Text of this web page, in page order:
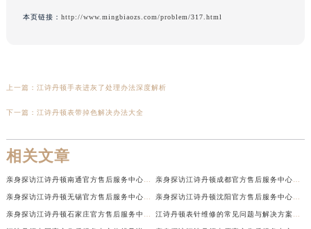
本页链接： http://www.mingbiaozs.com/problem/317.html
上一篇： 江诗丹顿手表进灰了处理办法深度解析
下一篇： 江诗丹顿表带掉色解决办法大全
相关文章
亲身探访江诗丹顿南通官方售后服务中心｜网点地址和联系电话（2026年7月最新） 亲身探访江诗丹顿成都官方售后服务中心｜最新电话和维修地址（2026年7月最新）
亲身探访江诗丹顿无锡官方售后服务中心｜电话和完整地址（2026年7月最新） 亲身探访江诗丹顿沈阳官方售后服务中心｜全新地址电话一览（2026年7月最新）
亲身探访江诗丹顿石家庄官方售后服务中心｜热线与地址（2026年7月最新） 江诗丹顿表针维修的常见问题与解决方案权威公示（2026年7月最新）